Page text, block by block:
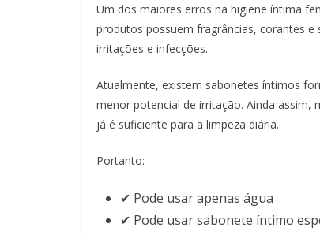
Um dos maiores erros na higiene íntima
produtos possuem fragrâncias, corantes e
irritações e infecções.
Atualmente, existem sabonetes íntimos
menor potencial de irritação. Ainda assim,
já é suficiente para a limpeza diária.
Portanto:
✔ Pode usar apenas água
✔ Pode usar sabonete íntimo